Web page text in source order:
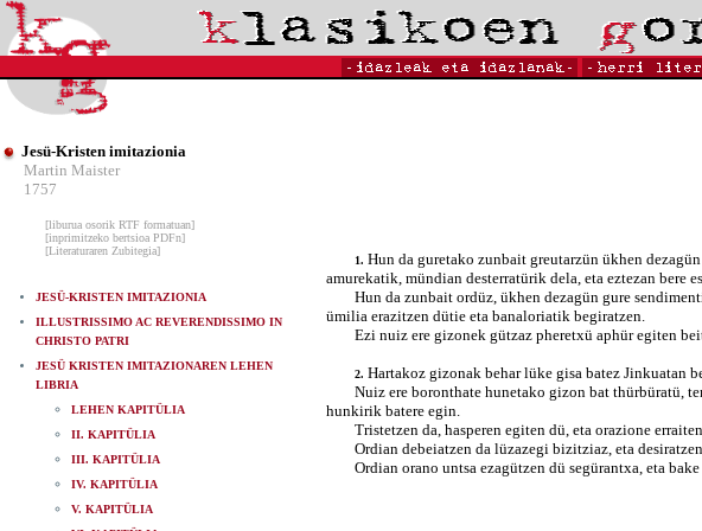
Jesü-Kristen imitazionia
Martin Maister
1757
[liburua osorik RTF formatuan]
[inprimitzeko bertsioa PDFn]
[Literaturaren Zubitegia]
JESÜ-KRISTEN IMITAZIONIA
ILLUSTRISSIMO AC REVERENDISSIMO IN
CHRISTO PATRI
JESÜ KRISTEN IMITAZIONAREN LEHEN
LIBRIA
LEHEN KAPITÜLIA
II. KAPITÜLIA
III. KAPITÜLIA
IV. KAPITÜLIA
V. KAPITÜLIA
1. Hun da guretako zunbait greutarzün ükhen
amurekatik, mündian desterratürik dela, eta eztezan bere
Hun da zunbait ordüz, ükhen dezagün gure
ümilia erazitzen dütie eta banaloriatik begiratzen.
Ezi nuiz ere gizonek gützaz pheretxü aphür egiten
2. Hartakoz gizonak behar lüke gisa batez Jinkuatan
Nuiz ere boronthate hunetako gizon bat thürbüratü,
hunkirik batere egin.
Tristetzen da, hasperen egiten dü, eta orazione
Ordian debeiatzen da lüzazegi bizitziaz, eta
Ordian orano untsa ezagützen dü segürantxa, eta